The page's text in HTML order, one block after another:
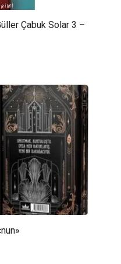
Çabuk Solar 3 –